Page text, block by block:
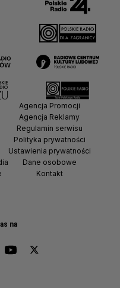
na
Agencja Promocji
Agencja Reklamy
Regulamin serwisu
Polityka prywatności
Ustawienia prywatności
Dane osobowe
Kontakt